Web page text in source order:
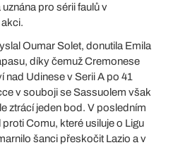
pro sérii faulů v
Oumar Solet, donutila Emila
díky čemuž Cremonese
nad Udinese v Serii A po 41
v souboji se Sassuolem však
ztrácí jeden bod. V posledním
Comu, které usiluje o Ligu
šanci přeskočit Lazio a v